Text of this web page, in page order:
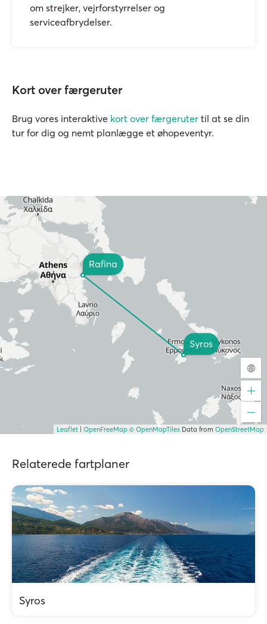
om strejker, vejrforstyrrelser og
serviceafbrydelser.
Kort over færgeruter
Brug vores interaktive kort over færgeruter til at se din
tur for dig og nemt planlægge et øhopeventyr.
Rafina
Syros
Leaflet OpenFreeMap © OpenMapTiles Data from OpenStreetMap
Relaterede fartplaner
Syros